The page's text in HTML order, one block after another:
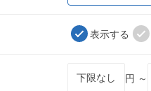
表示する
円 ～